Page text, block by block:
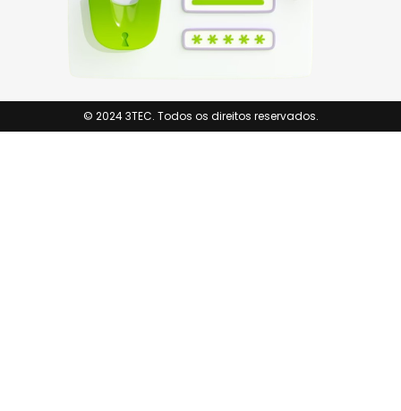
© 2024 3TEC. Todos os direitos reservados.